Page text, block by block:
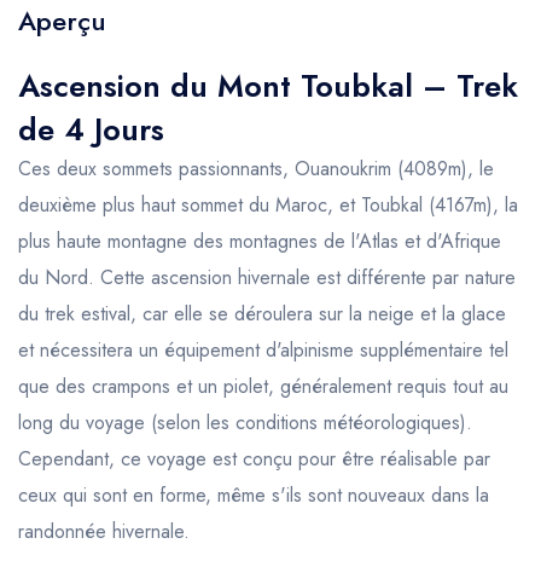
Aperçu
Ascension du Mont Toubkal – Trek
de 4 Jours
Ces deux sommets passionnants, Ouanoukrim (4089m), le
deuxième plus haut sommet du Maroc, et Toubkal (4167m), la
plus haute montagne des montagnes de l'Atlas et d'Afrique
du Nord. Cette ascension hivernale est différente par nature
du trek estival, car elle se déroulera sur la neige et la glace
et nécessitera un équipement d'alpinisme supplémentaire tel
que des crampons et un piolet, généralement requis tout au
long du voyage (selon les conditions météorologiques).
Cependant, ce voyage est conçu pour être réalisable par
ceux qui sont en forme, même s'ils sont nouveaux dans la
randonnée hivernale.